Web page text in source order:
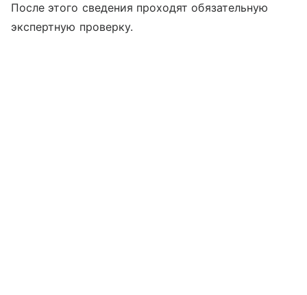
После этого сведения проходят обязательную
экспертную проверку.